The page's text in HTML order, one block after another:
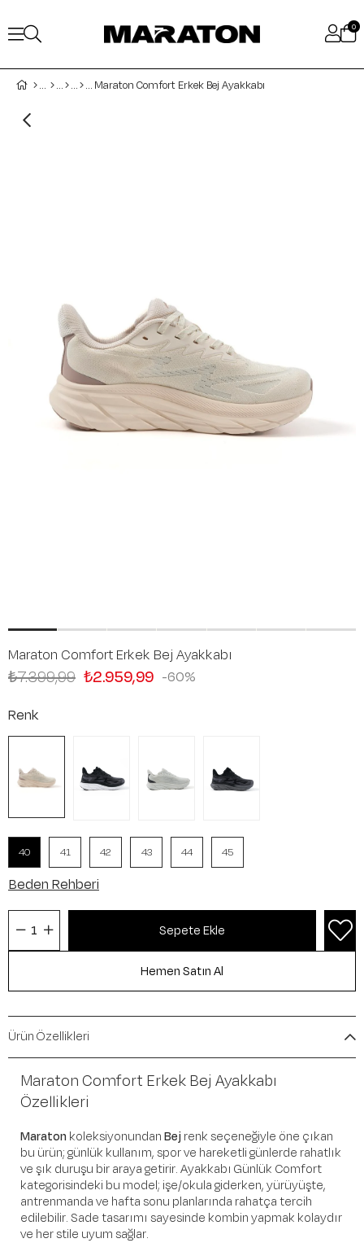
0
Maraton Comfort Erkek Bej Ayakkabı
Maraton Comfort Erkek Bej Ayakkabı
60
₺7.399,99 ₺2.959,99
Renk
40 41 42 43 44 45
Beden Rehberi
Ürün Özellikleri
Maraton Comfort Erkek Bej Ayakkabı
Özellikleri
Maraton koleksiyonundanBejrenk seçeneğiyle öne çıkan
bu ürün; günlük kullanım, spor ve hareketli günlerde rahatlık
ve şık duruşu bir araya getirir. Ayakkabı Günlük Comfort
kategorisindeki bu model; işe/okula giderken, yürüyüşte,
antrenmanda ve hafta sonu planlarında rahatça tercih
edilebilir. Sade tasarımı sayesinde kombin yapmak kolaydır
ve her stile uyum sağlar.